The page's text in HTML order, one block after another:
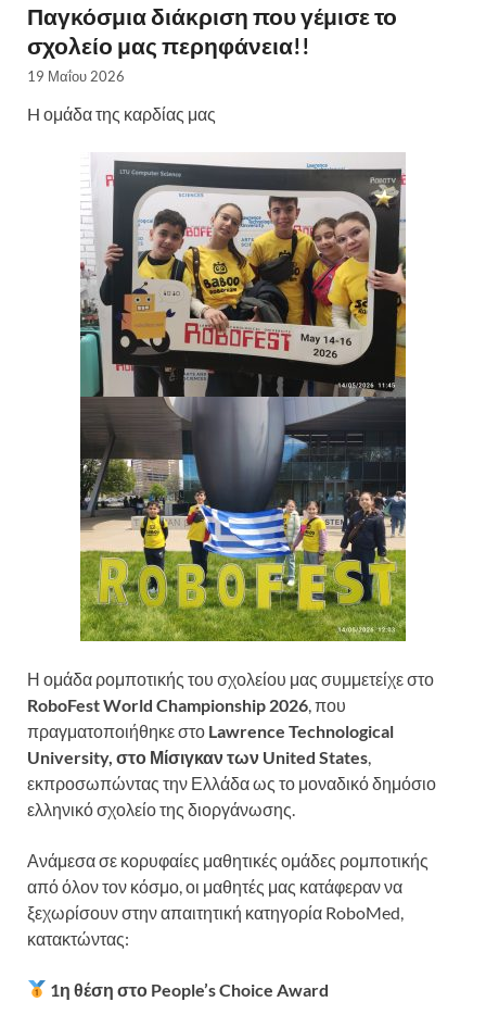
Παγκόσμια διάκριση που γέμισε το
σχολείο μας περηφάνεια!!
19 Μαΐου 2026
H ομάδα της καρδίας μας
Η ομάδα ρομποτικής του σχολείου μας συμμετείχε στο
RoboFest World Championship 2026 , που
πραγματοποιήθηκε στο Lawrence Technological
University, στο Μίσιγκαν των United States
εκπροσωπώντας την Ελλάδα ως το μοναδικό δημόσιο
ελληνικό σχολείο της διοργάνωσης.
Ανάμεσα σε κορυφαίες μαθητικές ομάδες ρομποτικής
από όλον τον κόσμο, οι μαθητές μας κατάφεραν να
ξεχωρίσουν στην απαιτητική κατηγορία RoboMed,
κατακτώντας:
1η θέση στο People’s Choice Award